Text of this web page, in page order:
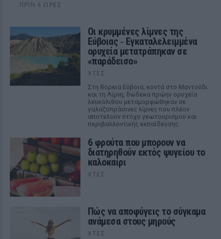
ΠΡΙΝ 6 ΏΡΕΣ
Οι κρυμμένες λίμνες της
Εύβοιας ‑ Εγκαταλελειμμένα
ορυχεία μετατράπηκαν σε
«παράδεισο»
ΧΤΕΣ
Στη Βόρεια Εύβοια, κοντά στο Μαντούδι
και τη Λίμνη, δώδεκα πρώην ορυχεία
λευκόλιθου μεταμορφώθηκαν σε
γαλαζοπράσινες λίμνες που πλέον
αποτελούν στόχο γεωτουρισμού και
περιβαλλοντικής εκπαίδευσης.
6 φρούτα που μπορουν να
διατηρηθούν εκτός ψυγείου το
καλοκαίρι
ΧΤΕΣ
Πώς να αποφύγεις το σύγκαμα
ανάμεσα στους μηρούς
ΧΤΕΣ